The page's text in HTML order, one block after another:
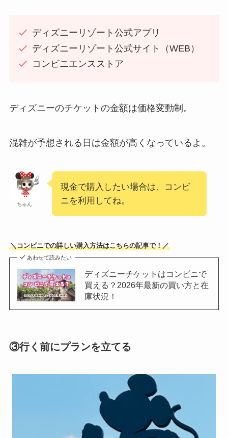
ディズニーリゾート公式アプリ
ディズニーリゾート公式サイト（WEB）
コンビニエンスストア
ディズニーのチケットの金額は価格変動制。
混雑が予想される日は金額が高くなっているよ。
ちゅん
現金で購入したい場合は、コンビ
ニを利用してね。
＼コンビニでの詳しい購入方法はこちらの記事で！／
あわせて読みたい
ディズニーチケットはコンビニで
買える？2026年最新の買い方と在
庫状況！
③行く前にプランを立てる